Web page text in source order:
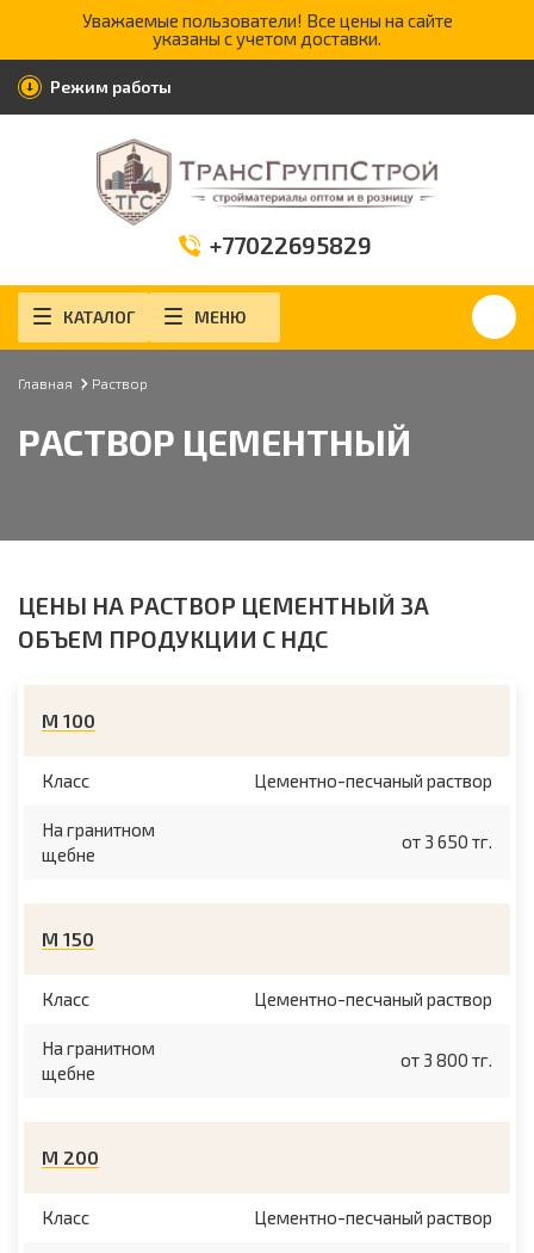
Уважаемые пользователи! Все цены на сайте
указаны с учетом доставки.
Режим работы
+77022695829
КАТАЛОГ МЕНЮ
Главная Раствор
РАСТВОР ЦЕМЕНТНЫЙ
ЦЕНЫ НА РАСТВОР ЦЕМЕНТНЫЙ ЗА
ОБЪЕМ ПРОДУКЦИИ С НДС
М 100
Класс Цементно-песчаный раствор
На гранитном
щебне
от 3 650 тг.
М 150
Класс Цементно-песчаный раствор
На гранитном
щебне
от 3 800 тг.
М 200
Класс Цементно-песчаный раствор